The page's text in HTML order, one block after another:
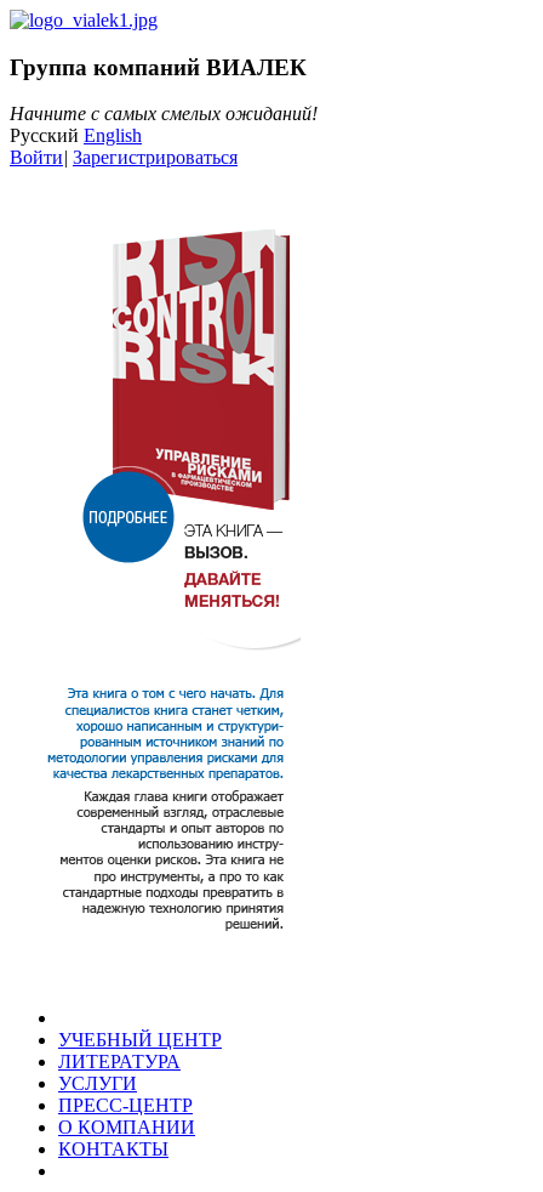
Группа компаний ВИАЛЕК
Начните с самых смелых ожиданий!
Русский English
Войти| Зарегистрироваться
УЧЕБНЫЙ ЦЕНТР
ЛИТЕРАТУРА
УСЛУГИ
ПРЕСС-ЦЕНТР
О КОМПАНИИ
КОНТАКТЫ